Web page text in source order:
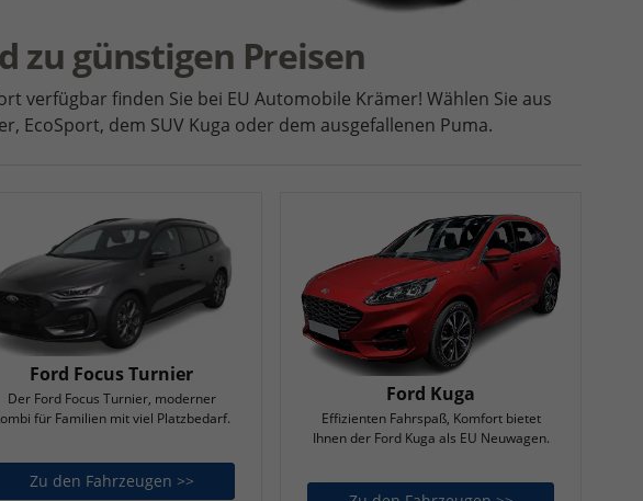
zu günstigen Preisen
verfügbar finden Sie bei EU Automobile Krämer! Wählen Sie aus
EcoSport, dem SUV Kuga oder dem ausgefallenen Puma.
Ford Focus Turnier
Der Ford Focus Turnier, moderner
für Familien mit viel Platzbedarf.
Zu den Fahrzeugen >> Ford Focus Turnier
Ford Kuga
Effizienten Fahrspaß, Komfort bietet
Ihnen der Ford Kuga als EU Neuwagen.